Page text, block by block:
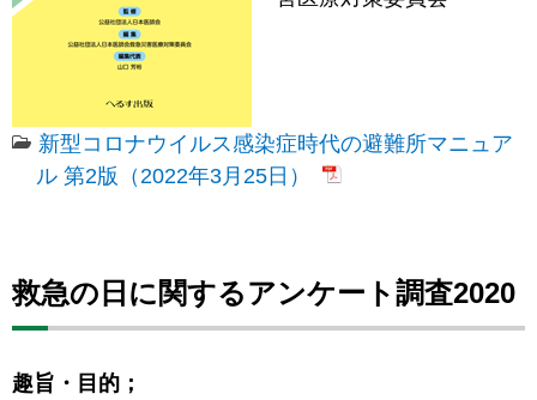
新型コロナウイルス感染症時代の避難所マニュア
ル 第2版（2022年3月25日）
救急の日に関するアンケート調査2020
趣旨・目的；